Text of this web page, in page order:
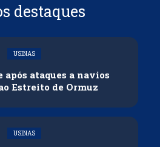
destaques
USINAS
após ataques a navios
Estreito de Ormuz
USINAS